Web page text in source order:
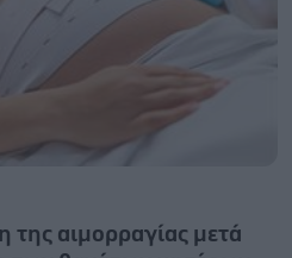
αιμορραγίας μετά